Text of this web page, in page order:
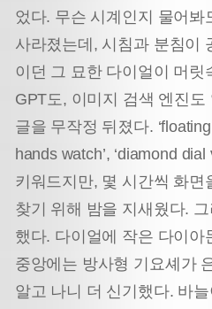
었다. 무슨 시계인지 물어봐
사라졌는데, 시침과 분침이
이던 그 묘한 다이얼이 머릿
GPT도, 이미지 검색 엔진
글을 무작정 뒤졌다.
hands watch’, ‘diamond
키워드지만, 몇 시간씩 화면
찾기 위해 밤을 지새웠다.
했다. 다이얼에 작은 다이
중앙에는 방사형 기요셰가
알고 나니 더 신기했다. 바